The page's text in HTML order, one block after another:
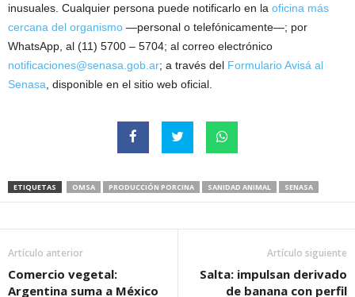
inusuales. Cualquier persona puede notificarlo en la oficina más
cercana del organismo —personal o telefónicamente—; por
WhatsApp, al (11) 5700 – 5704; al correo electrónico
notificaciones@senasa.gob.ar; a través del Formulario Avisá al
Senasa , disponible en el sitio web oficial.
ETIQUETAS OMSA PRODUCCIÓN PORCINA SANIDAD ANIMAL SENASA
Artículo anterior
Comercio vegetal:
Argentina suma a México
Artículo siguiente
Salta: impulsan derivado
de banana con perfil